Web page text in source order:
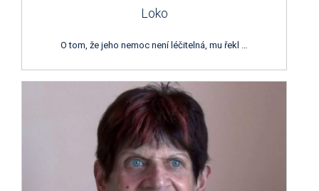
Loko
O tom, že jeho nemoc není léčitelná, mu řekl …